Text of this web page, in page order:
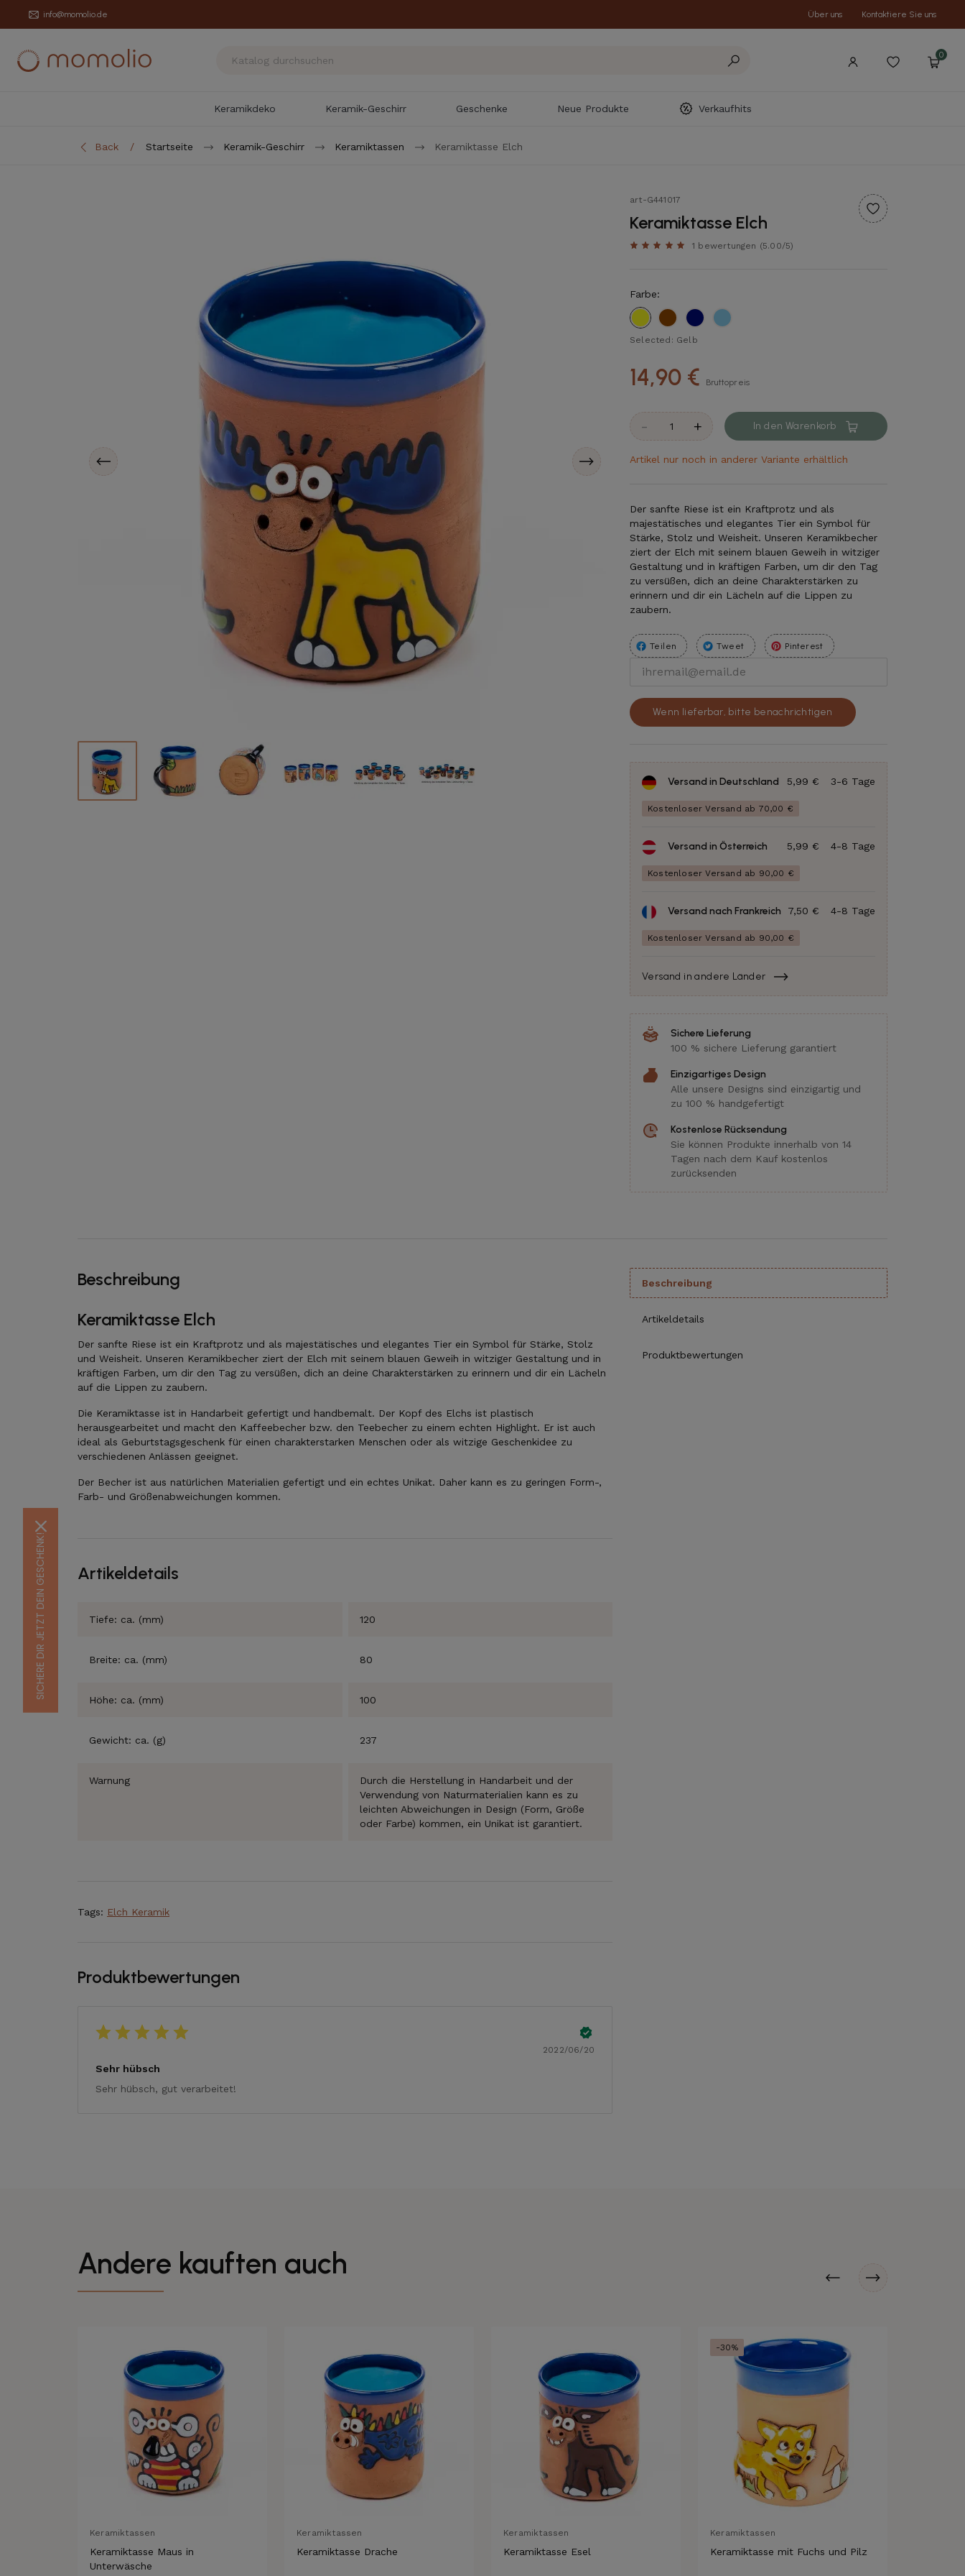
info@momolio.de Über uns Kontaktiere Sie uns
0
Keramikdeko Keramik-Geschirr Geschenke Neue Produkte Verkaufhits
Back Startseite Keramik-Geschirr Keramiktassen Keramiktasse Elch
art-G441017
Keramiktasse Elch
1 bewertungen (5.00/5)
Farbe:
Gelb
BraunDunkelblau
Hellblau
Selected: Gelb
14,90 € Bruttopreis
- + In den Warenkorb
Artikel nur noch in anderer Variante erhältlich
Der sanfte Riese ist ein Kraftprotz und als
majestätisches und elegantes Tier ein Symbol für
Stärke, Stolz und Weisheit. Unseren Keramikbecher
ziert der Elch mit seinem blauen Geweih in witziger
Gestaltung und in kräftigen Farben, um dir den Tag
zu versüßen, dich an deine Charakterstärken zu
erinnern und dir ein Lächeln auf die Lippen zu
zaubern.
Teilen Tweet Pinterest
Wenn lieferbar, bitte benachrichtigen
Versand in Deutschland 3-6 Tage
5,99 €
Kostenloser Versand ab 70,00 €
Versand in Österreich 4-8 Tage
5,99 €
Kostenloser Versand ab 90,00 €
Versand nach Frankreich 4-8 Tage
7,50 €
Kostenloser Versand ab 90,00 €
Versand in andere Länder
Sichere Lieferung
100 % sichere Lieferung garantiert
Einzigartiges Design
Alle unsere Designs sind einzigartig und
zu 100 % handgefertigt
Kostenlose Rücksendung
Sie können Produkte innerhalb von 14
Tagen nach dem Kauf kostenlos
zurücksenden
Beschreibung
Keramiktasse Elch
Der sanfte Riese ist ein Kraftprotz und als majestätisches und elegantes Tier ein Symbol für Stärke, Stolz
und Weisheit. Unseren Keramikbecher ziert der Elch mit seinem blauen Geweih in witziger Gestaltung und in
kräftigen Farben, um dir den Tag zu versüßen, dich an deine Charakterstärken zu erinnern und dir ein Lächeln
auf die Lippen zu zaubern.
Die Keramiktasse ist in Handarbeit gefertigt und handbemalt. Der Kopf des Elchs ist plastisch
herausgearbeitet und macht den Kaffeebecher bzw. den Teebecher zu einem echten Highlight. Er ist auch
ideal als Geburtstagsgeschenk für einen charakterstarken Menschen oder als witzige Geschenkidee zu
verschiedenen Anlässen geeignet.
Der Becher ist aus natürlichen Materialien gefertigt und ein echtes Unikat. Daher kann es zu geringen Form-,
Farb- und Größenabweichungen kommen.
Artikeldetails
Tiefe: ca. (mm) 120
Breite: ca. (mm) 80
Höhe: ca. (mm) 100
Gewicht: ca. (g) 237
Warnung
Durch die Herstellung in Handarbeit und der
Verwendung von Naturmaterialien kann es zu
leichten Abweichungen in Design (Form, Größe
oder Farbe) kommen, ein Unikat ist garantiert.
Tags: Elch Keramik
Produktbewertungen
2022/06/20
Sehr hübsch
Sehr hübsch, gut verarbeitet!
Beschreibung
Artikeldetails
Produktbewertungen
Andere kauften auch
Keramiktassen
Keramiktasse Maus in
Unterwäsche
Keramiktassen
Keramiktasse Drache
Keramiktassen
Keramiktasse Esel
Keramiktassen
Keramiktasse mit Fuchs und Pilz
-30%